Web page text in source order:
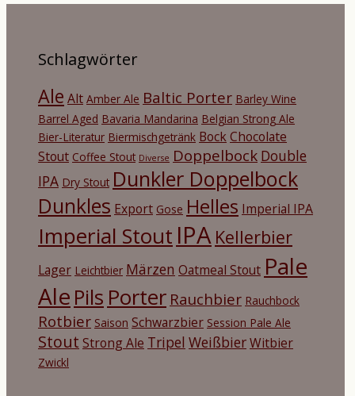
Schlagwörter
Ale Alt Amber Ale Baltic Porter Barley Wine
Barrel Aged Bavaria Mandarina Belgian Strong Ale
Bier-Literatur Biermischgetränk BockChocolate
Stout Coffee Stout Diverse Doppelbock Double
IPA Dry Stout Dunkler Doppelbock
Dunkles Export Gose Helles Imperial IPA
Imperial Stout IPA Kellerbier
Lager Leichtbier Märzen Oatmeal Stout Pale
Ale Pils Porter Rauchbier Rauchbock
Rotbier Saison Schwarzbier Session Pale Ale
Stout Strong Ale Tripel WeißbierWitbier
Zwickl